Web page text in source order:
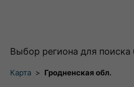
Выбор региона для поиска
Карта > Гродненская обл.